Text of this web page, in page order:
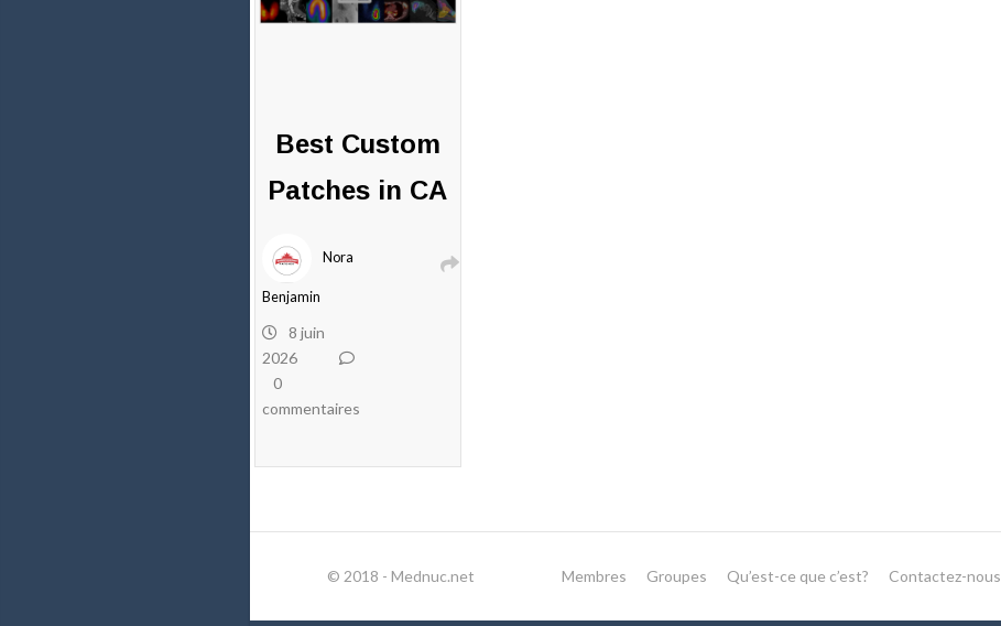
Best Custom
Patches in CA
Nora
Benjamin
8 juin
2026
0
commentaires
© 2018 - Mednuc.net Membres Groupes Qu’est-ce que c’est? Contactez-nous